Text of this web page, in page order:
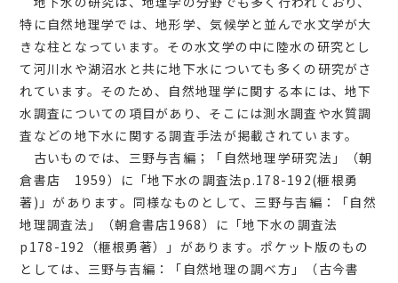
特に自然地理学では、地形学、気候学と並んで水文学が大
きな柱となっています。その水文学の中に陸水の研究とし
て河川水や湖沼水と共に地下水についても多くの研究がさ
れています。そのため、自然地理学に関する本には、地下
水調査についての項目があり、そこには測水調査や水質調
査などの地下水に関する調査手法が掲載されています。
古いものでは、三野与吉編；「自然地理学研究法」（朝
倉書店 1959）に「地下水の調査法p.178-192(榧根勇
著)」があります。同様なものとして、三野与吉編：「自然
地理調査法」（朝倉書店1968）に「地下水の調査法
p178-192（榧根勇著）」があります。ポケット版のもの
としては、三野与吉編：「自然地理の調べ方」（古今書